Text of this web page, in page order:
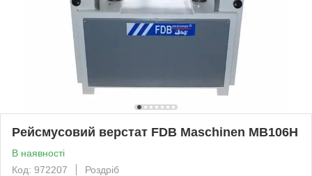
Рейсмусовий верстат FDB Maschinen MB106H
В наявності
Код: 972207
Роздріб